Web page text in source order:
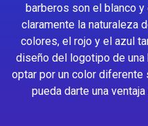
barberos son el blanco
claramente la naturaleza
colores, el rojo y el azul
diseño del logotipo de una
optar por un color diferente
pueda darte una